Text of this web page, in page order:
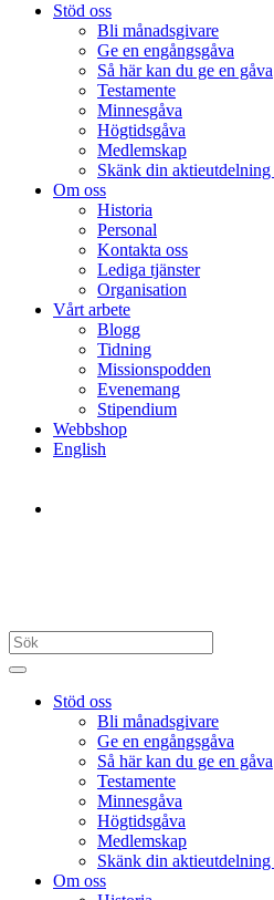
Stöd oss
Bli månadsgivare
Ge en engångsgåva
Så här kan du ge en gåva
Testamente
Minnesgåva
Högtidsgåva
Medlemskap
Skänk din
Om oss
Historia
Personal
Kontakta oss
Lediga tjänster
Organisation
Vårt arbete
Blogg
Tidning
Missionspodden
Evenemang
Stipendium
Webbshop
English
Stöd oss
Bli månadsgivare
Ge en engångsgåva
Så här kan du ge en gåva
Testamente
Minnesgåva
Högtidsgåva
Medlemskap
Skänk din
Om oss